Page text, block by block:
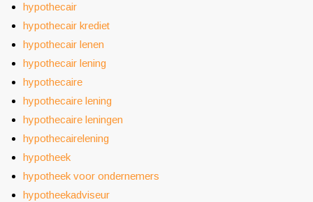
hypothecair
hypothecair krediet
hypothecair lenen
hypothecair lening
hypothecaire
hypothecaire lening
hypothecaire leningen
hypothecairelening
hypotheek
hypotheek voor ondernemers
hypotheekadviseur